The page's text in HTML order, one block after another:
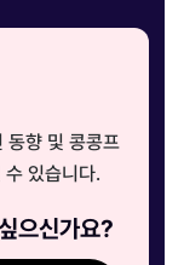
동향 및 콩콩프
있습니다.
으신가요?